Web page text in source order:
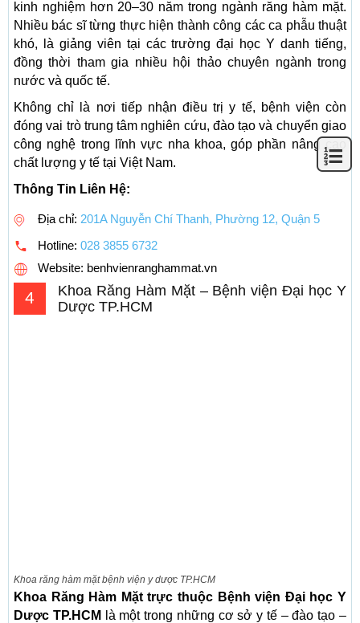
kinh nghiệm hơn 20–30 năm trong ngành răng hàm mặt.
Nhiều bác sĩ từng thực hiện thành công các ca phẫu thuật
khó, là giảng viên tại các trường đại học Y danh tiếng,
đồng thời tham gia nhiều hội thảo chuyên ngành trong
nước và quốc tế.
Không chỉ là nơi tiếp nhận điều trị y tế, bệnh viện còn
đóng vai trò trung tâm nghiên cứu, đào tạo và chuyển giao
công nghệ trong lĩnh vực nha khoa, góp phần nâng cao
chất lượng y tế tại Việt Nam.
Thông Tin Liên Hệ:
Địa chỉ: 201A Nguyễn Chí Thanh, Phường 12, Quận 5
Hotline: 028 3855 6732
Website: benhvienranghammat.vn
4
Khoa Răng Hàm Mặt – Bệnh viện Đại học Y
Dược TP.HCM
Khoa răng hàm mặt bệnh viện y dược TP.HCM
Khoa Răng Hàm Mặt trực thuộc Bệnh viện Đại học Y
Dược TP.HCM
là một trong những cơ sở y tế – đào tạo –